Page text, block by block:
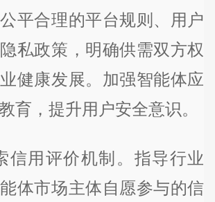
平合理的平台规则、用户
私政策，明确供需双方权
健康发展。加强智能体应
育，提升用户安全意识。
用评价机制。指导行业
体市场主体自愿参与的信